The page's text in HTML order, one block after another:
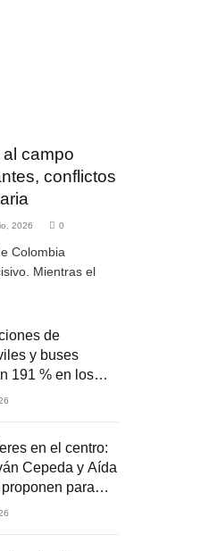
campo
conflictos
2026 0
Colombia
Mientras el
de
y buses
191 % en los
cuatro meses de
en el centro:
Cepeda y Aída
para